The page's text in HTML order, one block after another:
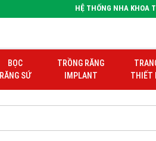
HỆ THỐNG NHA KHOA
BỌC
RĂNG SỨ
TRỒNG RĂNG
IMPLANT
THIẾT